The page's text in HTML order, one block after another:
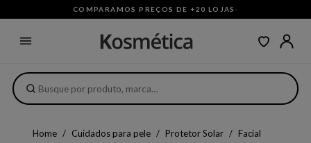
COMPARAMOS PREÇOS DE +20 LOJAS ·
Home Cuidados para pele Protetor Solar Facial